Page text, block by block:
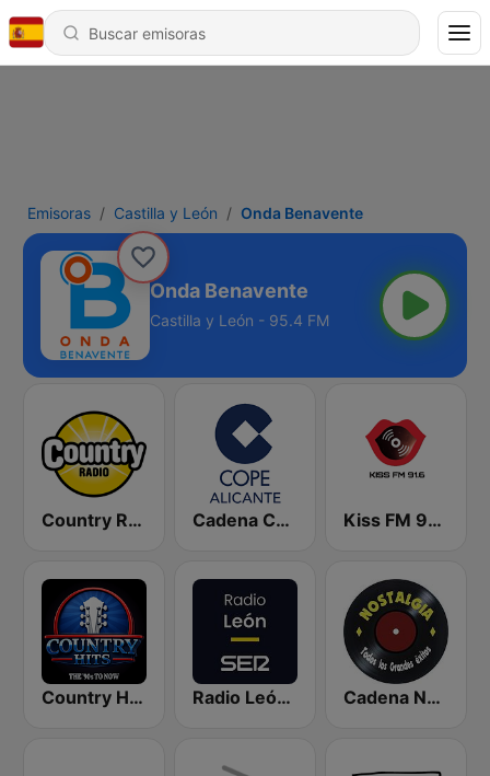
Emisoras Castilla y León Onda Benavente
Onda Benavente
Castilla y León - 95.4 FM
Country Radio Cadena COPE Alicante Kiss FM 91.6
Country Hits Radio León SER Cadena Nostalgia